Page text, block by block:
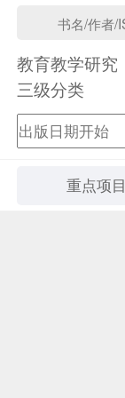
教育教学研究
三级分类
重点项目